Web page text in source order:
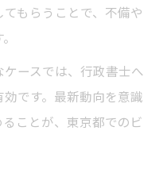
もらうことで、不備や
ースでは、行政書士へ
です。最新動向を意識
ことが、東京都でのビ